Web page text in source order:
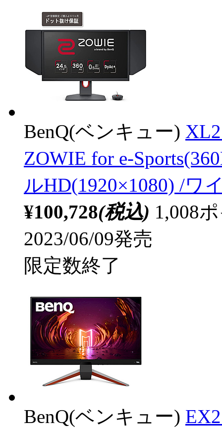
BenQ(ベンキュー)
ZOWIE for e-
ルHD(1920×1080) /ワ
¥100,728(税込) 1,008
2023/06/09発売
限定数終了
BenQ(ベンキュー)